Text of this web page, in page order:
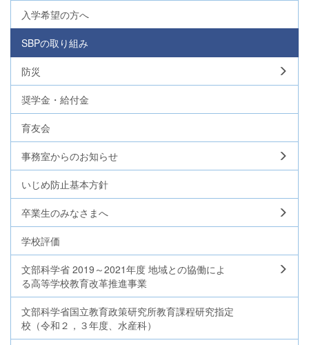
入学希望の方へ
SBPの取り組み
防災
奨学金・給付金
育友会
事務室からのお知らせ
いじめ防止基本方針
卒業生のみなさまへ
学校評価
文部科学省 2019～2021年度 地域との協働によ
る高等学校教育改革推進事業
文部科学省国立教育政策研究所教育課程研究指定
校（令和２，３年度、水産科）